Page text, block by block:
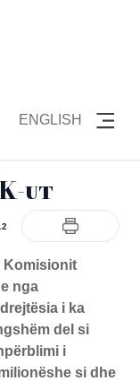
ENGLISH
ut
Komisionit
nga
i ka
del si
i
si dhe